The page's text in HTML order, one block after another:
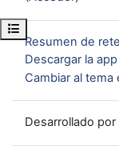
Abrir índice del curso
Resumen de
Descargar la
Cambiar al tema
Desarrollado por